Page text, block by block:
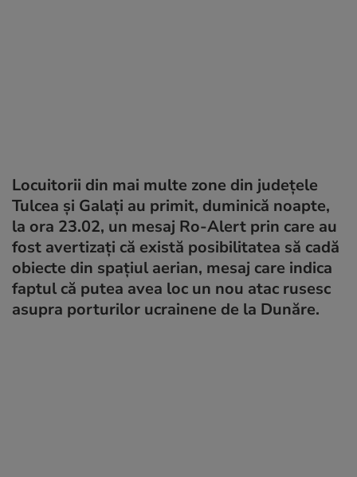
Locuitorii din mai multe zone din județele
Tulcea și Galați au primit, duminică noapte,
la ora 23.02, un mesaj Ro-Alert prin care au
fost avertizați că există posibilitatea să cadă
obiecte din spațiul aerian, mesaj care indica
faptul că putea avea loc un nou atac rusesc
asupra porturilor ucrainene de la Dunăre.